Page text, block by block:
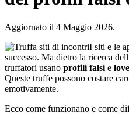
Aggiornato il 4 Maggio 2026.
I siti e le
successo. Ma dietro la ricerca
truffatori usano profili falsi e
Queste truffe possono costare
emotivamente.
Ecco come funzionano e come